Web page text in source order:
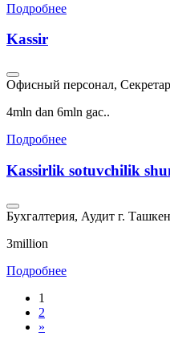
Подробнее
Kassir
Офисный персонал,
4mln dan 6mln gac..
Подробнее
Kassirlik sotuvchilik
Бухгалтерия, Аудит г.
3million
Подробнее
1
2
»